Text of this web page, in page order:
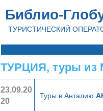
Библио-
ТУРИСТИЧЕСКИЙ
ТУРЦИЯ, туры из
23.09.20
20
Туры в Анталию